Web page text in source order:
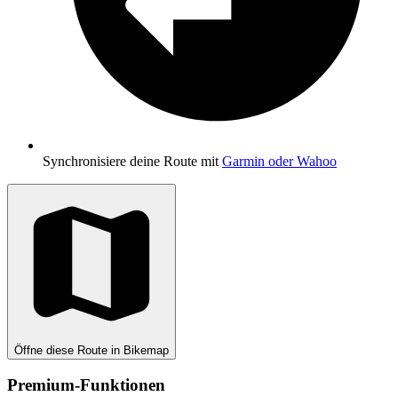
Synchronisiere deine Route mit Garmin oder Wahoo
Öffne diese Route in Bikemap
Premium-Funktionen